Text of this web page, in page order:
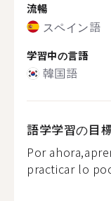
流暢
スペイン語
学習中の言語
韓国語
語学学習の目
Por
practicar lo